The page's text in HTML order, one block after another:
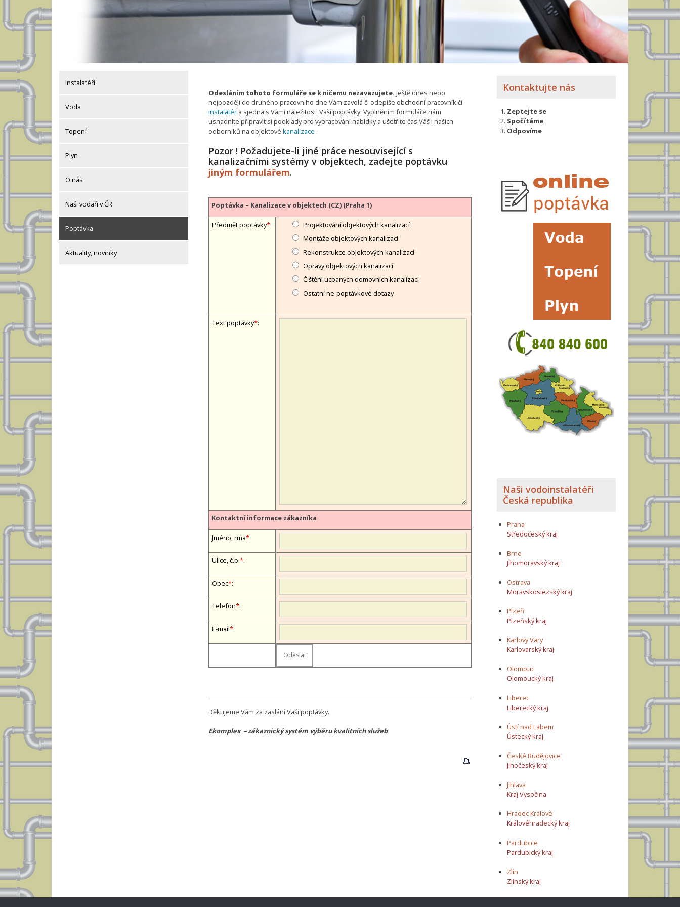
Instalatéři
Voda
Topení
Plyn
O nás
Naši vodaři v ČR
Poptávka
Aktuality, novinky
Odesláním tohoto formuláře se k ničemu nezavazujete. Ještě dnes nebo
nejpozději do druhého pracovního dne Vám zavolá či odepíše obchodní pracovník či
instalatér a sjedná s Vámi náležitosti Vaší poptávky. Vyplněním formuláře nám
usnadníte připravit si podklady pro vypracování nabídky a ušetříte čas Váš i našich
odborníků na objektové kanalizace .
Pozor ! Požadujete-li jiné práce nesouvisející s
kanalizačními systémy v objektech, zadejte poptávku
jiným formulářem.
Poptávka – Kanalizace v objektech (CZ) (Praha 1)
Předmět poptávky*:
Projektování objektových kanalizací
Montáže objektových kanalizací
Rekonstrukce objektových kanalizací
Opravy objektových kanalizací
Čištění ucpaných domovních kanalizací
Ostatní ne-poptávkové dotazy
Text poptávky*:
Kontaktní informace zákazníka
Jméno, firma*:
Ulice, č.p.*:
Obec*:
Telefon*:
E-mail*:
Děkujeme Vám za zaslání Vaší poptávky.
Ekomplex – zákaznický systém výběru kvalitních služeb
Kontaktujte nás
Zeptejte se
Spočítáme
Odpovíme
Naši vodoinstalatéři
Česká republika
Praha
Středočeský kraj
Brno
Jihomoravský kraj
Ostrava
Moravskoslezský kraj
Plzeň
Plzeňský kraj
Karlovy Vary
Karlovarský kraj
Olomouc
Olomoucký kraj
Liberec
Liberecký kraj
Ústí nad Labem
Ústecký kraj
České Budějovice
Jihočeský kraj
Jihlava
Kraj Vysočina
Hradec Králové
Královéhradecký kraj
Pardubice
Pardubický kraj
Zlín
Zlínský kraj